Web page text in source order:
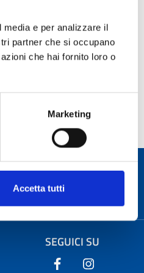
e per analizzare il
partner che si occupano
che hai fornito loro o
Marketing
Accetta tutti
SEGUICI SU
Seguici su Facebook